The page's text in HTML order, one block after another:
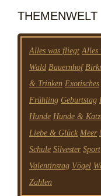
THEMENWELT
Alles was fliegt Alles
Wald Bauernhof
& Trinken Exotisches
Frühling Geburtstag
Hunde Hunde &
Liebe & Glück Meer
Schule Silvester Sport
Valentinstag Vögel
Zahlen